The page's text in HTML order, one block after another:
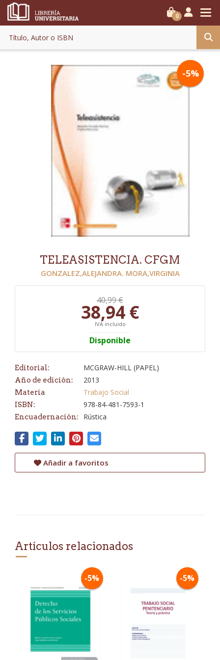
0
-5%
TELEASISTENCIA. CFGM
GONZALEZ,ALEJANDRA. MORA,VIRGINIA
40,99 €
38,94 €
IVA incluido
Disponible
Editorial: MCGRAW-HILL (PAPEL)
Año de edición: 2013
Materia Trabajo Social
ISBN: 978-84-481-7593-1
Encuadernación: Rústica
Añadir a favoritos
Artículos relacionados
-5% -5%